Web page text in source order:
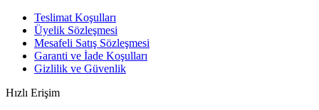
Teslimat Koşulları
Üyelik Sözleşmesi
Mesafeli Satış Sözleşmesi
Garanti ve İade Koşulları
Gizlilik ve Güvenlik
Hızlı Erişim